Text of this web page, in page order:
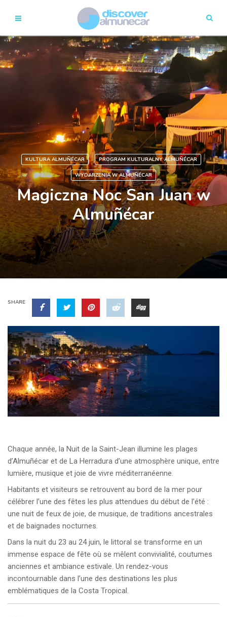
KULTURA ALMUÑÉCAR PROGRAM KULTURALNY ALMUÑÉCAR
WYDARZENIA W ALMUÑÉCAR
Magiczna Noc San Juan w
Almuñécar
SHARE
Chaque année, la Nuit de la Saint-Jean illumine les plages
d’Almuñécar et de La Herradura d’une atmosphère unique, entre
lumière, musique et joie de vivre méditerranéenne.
Habitants et visiteurs se retrouvent au bord de la mer pour
célébrer l’une des fêtes les plus attendues du début de l’été :
une nuit de feux de joie, de musique, de traditions ancestrales
et de baignades nocturnes.
Dans la nuit du 23 au 24 juin, le littoral se transforme en un
immense espace de fête où se mêlent convivialité, coutumes
anciennes et ambiance estivale. Un rendez-vous
incontournable dans l’une des destinations les plus
emblématiques de la Costa Tropical.